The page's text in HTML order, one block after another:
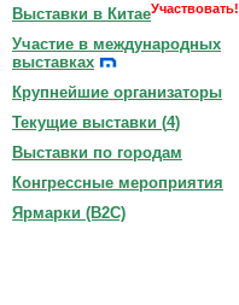
Выставки в КитаеУчаствовать!
Участие в международных
выставках
Крупнейшие организаторы
Текущие выставки (4)
Выставки по городам
Конгрессные мероприятия
Ярмарки (B2C)